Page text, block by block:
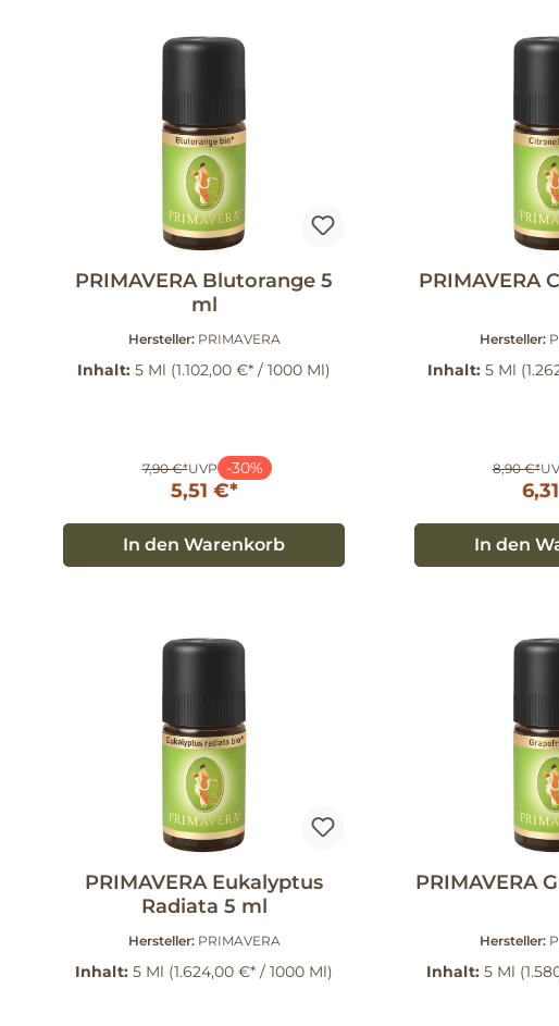
PRIMAVERA Blutorange 5
ml
Hersteller: PRIMAVERA
Inhalt: 5 Ml (1.102,00 €* / 1000 Ml)
7,90 €*UVP -30%
5,51 €*
In den Warenkorb
PRIMAVERA
Hersteller:
Inhalt: 5 Ml
8,90 €*
In den
PRIMAVERA Eukalyptus
Radiata 5 ml
Hersteller: PRIMAVERA
Inhalt: 5 Ml (1.624,00 €* / 1000 Ml)
PRIMAVERA
Hersteller:
Inhalt: 5 Ml